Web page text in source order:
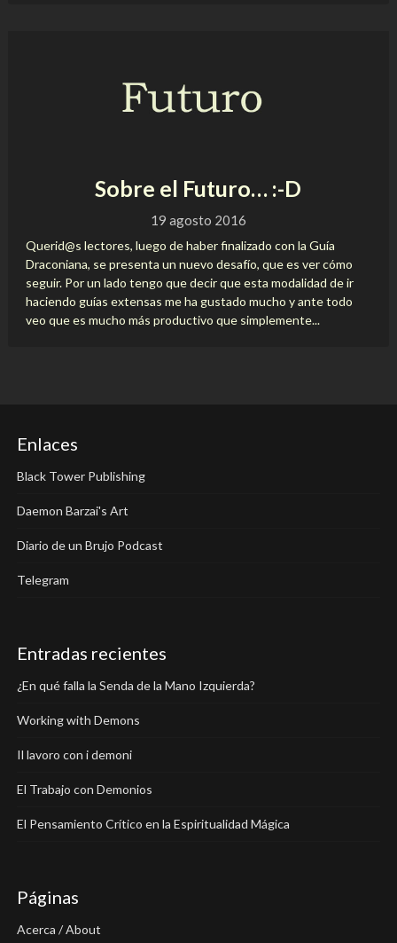
Sobre el Futuro… :-D
19 agosto 2016
Querid@s lectores, luego de haber finalizado con la Guía
Draconiana, se presenta un nuevo desafío, que es ver cómo
seguir. Por un lado tengo que decir que esta modalidad de ir
haciendo guías extensas me ha gustado mucho y ante todo
veo que es mucho más productivo que simplemente...
Enlaces
Black Tower Publishing
Daemon Barzai's Art
Diario de un Brujo Podcast
Telegram
Entradas recientes
¿En qué falla la Senda de la Mano Izquierda?
Working with Demons
Il lavoro con i demoni
El Trabajo con Demonios
El Pensamiento Crítico en la Espiritualidad Mágica
Páginas
Acerca / About